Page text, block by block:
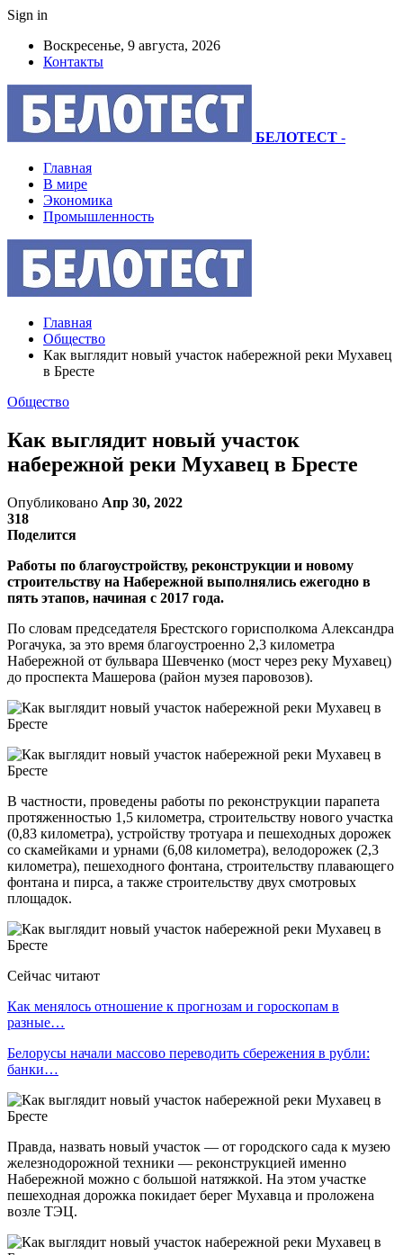
Sign in
Воскресенье, 9 августа, 2026
Контакты
БЕЛОТЕСТ -
Главная
В мире
Экономика
Промышленность
Главная
Общество
Как выглядит новый участок набережной реки Мухавец
в Бресте
Общество
Как выглядит новый участок
набережной реки Мухавец в Бресте
Опубликовано Апр 30, 2022
318
Поделится
Работы по благоустройству, реконструкции и новому
строительству на Набережной выполнялись ежегодно в
пять этапов, начиная с 2017 года.
По словам председателя Брестского горисполкома Александра
Рогачука, за это время благоустроенно 2,3 километра
Набережной от бульвара Шевченко (мост через реку Мухавец)
до проспекта Машерова (район музея паровозов).
В частности, проведены работы по реконструкции парапета
протяженностью 1,5 километра, строительству нового участка
(0,83 километра), устройству тротуара и пешеходных дорожек
со скамейками и урнами (6,08 километра), велодорожек (2,3
километра), пешеходного фонтана, строительству плавающего
фонтана и пирса, а также строительству двух смотровых
площадок.
Сейчас читают
Как менялось отношение к прогнозам и гороскопам в
разные…
Белорусы начали массово переводить сбережения в рубли:
банки…
Правда, назвать новый участок — от городского сада к музею
железнодорожной техники — реконструкцией именно
Набережной можно с большой натяжкой. На этом участке
пешеходная дорожка покидает берег Мухавца и проложена
возле ТЭЦ.